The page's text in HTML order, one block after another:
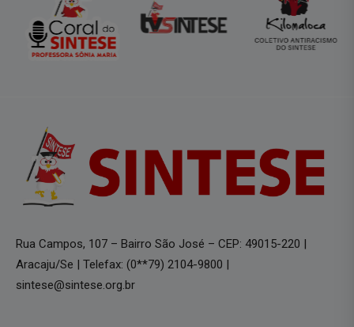
Rua Campos, 107 – Bairro São José – CEP: 49015-220 |
Aracaju/Se | Telefax: (0**79) 2104-9800 |
sintese@sintese.org.br